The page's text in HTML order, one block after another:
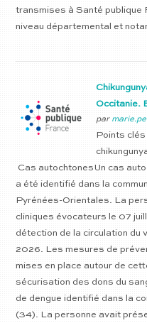
transmises à Santé publique
niveau départemental et
Occitanie.
par
Points clés
Cas autochtonesUn cas
a été identifié dans la
Pyrénées-Orientales. La
cliniques évocateurs le 07
détection de la circulation du
2026. Les mesures de
mises en place autour de
sécurisation des dons du
de dengue identifié dans la
(34). La personne avait